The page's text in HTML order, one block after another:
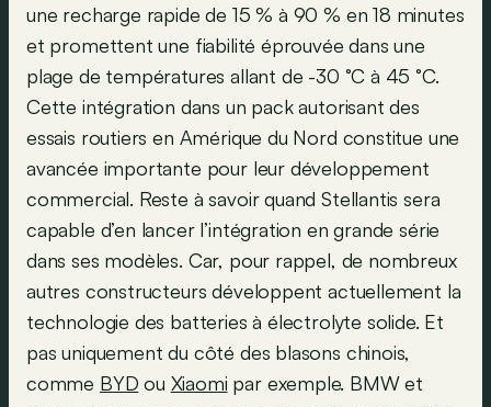
une recharge rapide de 15 % à 90 % en 18 minutes
et promettent une fiabilité éprouvée dans une
plage de températures allant de -30 °C à 45 °C.
Cette intégration dans un pack autorisant des
essais routiers en Amérique du Nord constitue une
avancée importante pour leur développement
commercial. Reste à savoir quand Stellantis sera
capable d’en lancer l’intégration en grande série
dans ses modèles. Car, pour rappel, de nombreux
autres constructeurs développent actuellement la
technologie des batteries à électrolyte solide. Et
pas uniquement du côté des blasons chinois,
comme BYD ou Xiaomi par exemple. BMW et